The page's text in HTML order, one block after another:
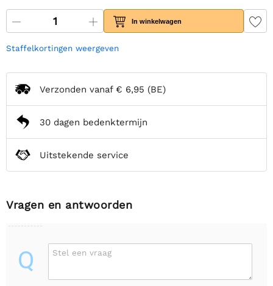
In winkelwagen
Staffelkortingen weergeven
Verzonden vanaf € 6,95 (BE)
30 dagen bedenktermijn
Uitstekende service
Vragen en antwoorden
Q Stel een vraag